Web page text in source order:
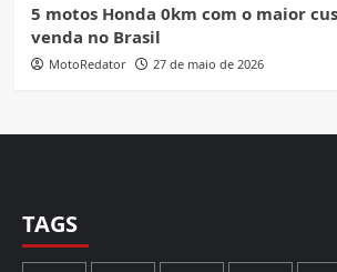
5 motos Honda 0km com o maior
venda no Brasil
MotoRedator 27 de maio de 2026
TAGS